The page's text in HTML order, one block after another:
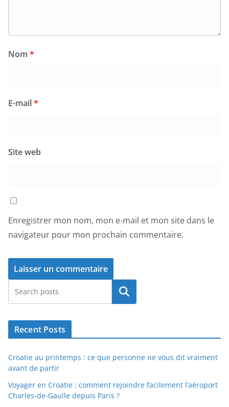
Nom *
E-mail*
Site web
Enregistrer mon nom, mon e-mail et mon site dans le
navigateur pour mon prochain commentaire.
Rechercher
Recent Posts
Croatie au printemps : ce que personne ne vous dit vraiment
avant de partir
Voyager en Croatie : comment rejoindre facilement l’aéroport
Charles-de-Gaulle depuis Paris ?